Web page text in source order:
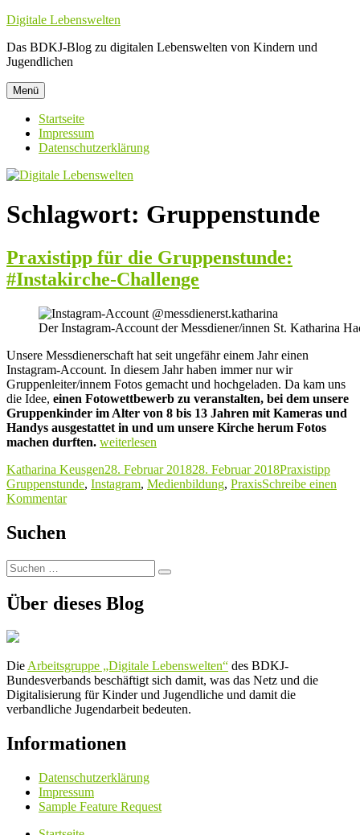
Zum
springen
Digitale Lebenswelten
Das BDKJ-Blog zu digitalen Lebenswelten von Kindern und
Jugendlichen
Menü
Startseite
Impressum
Datenschutzerklärung
Schlagwort: Gruppenstunde
Praxistipp für die Gruppenstunde:
#Instakirche-Challenge
Der Instagram-Account der Messdiener/innen St. Katharina
Unsere Messdienerschaft hat seit ungefähr einem Jahr einen
Instagram-Account. In diesem Jahr haben immer nur wir
Gruppenleiter/innem Fotos gemacht und hochgeladen. Da kam uns
die Idee, einen Fotowettbewerb zu veranstalten, bei dem unsere
Gruppenkinder im Alter von 8 bis 13 Jahren mit Kameras und
Handys ausgestattet in und um unsere Kirche herum Fotos
machen durften. „Praxistipp
die
Gruppenstunde:
weiterlesen
Autor
Katharina KeusgenVeröffentlicht
am
28. Februar 201828. Februar 2018Kategorien
Praxistipp
Gruppenstunde, Instagram, Medienbildung, PraxisSchreibe einen
Kommentarzu
Suchen
Suchen
nach:
Suchen
Über dieses Blog
DieArbeitsgruppe „Digitale Lebenswelten“ des BDKJ-
Bundesverbands beschäftigt sich damit, was das Netz und die
Digitalisierung für Kinder und Jugendliche und damit die
verbandliche Jugendarbeit bedeuten.
Informationen
Datenschutzerklärung
Impressum
Sample Feature Request